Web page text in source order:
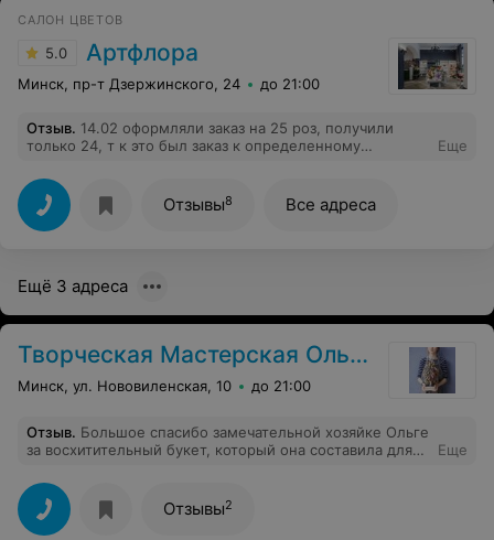
профессионализм и любовь к делу!!!
САЛОН ЦВЕТОВ
5.0 Артфлора
Минск, пр-т Дзержинского, 24 до 21:00
Отзыв. 14.02 оформляли заказ на 25 роз, получили
только 24, т к это был заказ к определенному
Еще
Отзывы8 Все адреса
Ещё 3 адреса
Творческая Мастерская Ольги Жвав
Минск, ул. Нововиленская, 10 до 21:00
Отзыв. Большое спасибо замечательной хозяйке Ольге
за восхитительный букет, который она составила для
спустя две недели выглядели как свежесрезанные!
Еще
Отзывы2